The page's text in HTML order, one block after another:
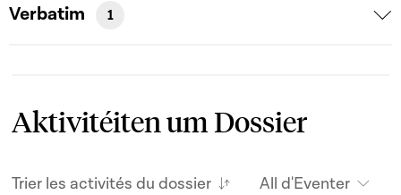
Verbatim 1
Aktivitéiten um Dossier
Trier les activités du dossier All d'Eventer